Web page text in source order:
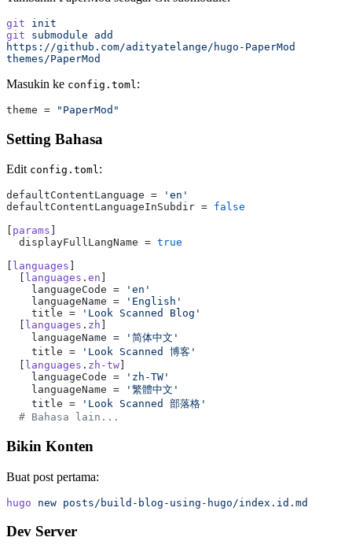
git init
git submodule add
https://github.com/adityatelange/hugo-PaperMod
themes/PaperMod
Masukin ke config.toml :
theme = "PaperMod"
Setting Bahasa
Edit config.toml:
defaultContentLanguage =
'en'
defaultContentLanguageInSubdir = false
params
  displayFullLangName =
true
languages
languages . en
    languageCode =
'en'
    languageName =
'English'
    title =
'Look Scanned Blog'
languages . zh
    languageName =
'简体中文'
    title =
'Look Scanned 博客'
languages . zh-tw
    languageCode =
'zh-TW'
    languageName =
'繁體中文'
    title =
'Look Scanned 部落格'
  # Bahasa lain...
Bikin Konten
Buat post pertama:
hugo new posts/build-blog-using-hugo/index.id.md
Dev Server